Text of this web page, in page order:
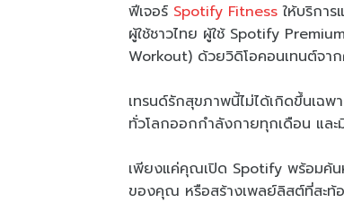
ฟีเจอร์ Spotify Fitness ให้บริกา
ผู้ใช้ชาวไทย ผู้ใช้ Spotify
Workout) ด้วยวิดิโอคอนเทนต์จา
เทรนด์รักสุขภาพนี้ไม่ได้เกิดขึ้นเฉ
ทั่วโลกออกกำลังกายทุกเดือน แล
เพียงแค่คุณเปิด Spotify พร้อมค้น
ของคุณ หรือสร้างเพลย์ลิสต์ที่สะท้